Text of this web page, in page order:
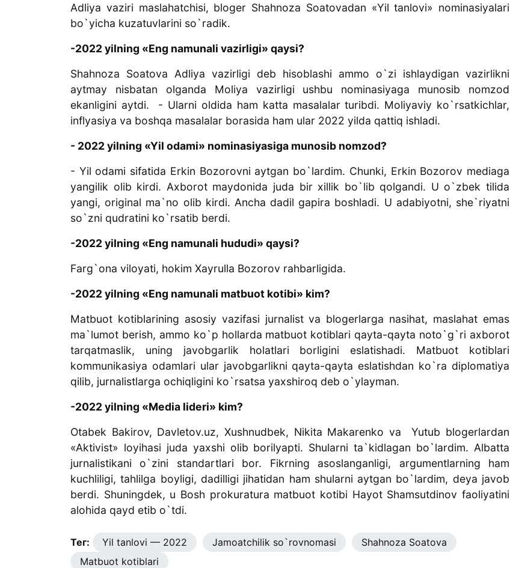
Adliya vaziri maslahatchisi, bloger Shahnoza Soatovadan «Yil tanlovi» nominasiyalari
bo`yicha kuzatuvlarini so`radik.
-2022 yilning «Eng namunali vazirligi» qaysi?
Shahnoza Soatova Adliya vazirligi deb hisoblashi ammo o`zi ishlaydigan vazirlikni
aytmay nisbatan olganda Moliya vazirligi ushbu nominasiyaga munosib nomzod
ekanligini aytdi. - Ularni oldida ham katta masalalar turibdi. Moliyaviy ko`rsatkichlar,
inflyasiya va boshqa masalalar borasida ham ular 2022 yilda qattiq ishladi.
- 2022 yilning «Yil odami» nominasiyasiga munosib nomzod?
- Yil odami sifatida Erkin Bozorovni aytgan bo`lardim. Chunki, Erkin Bozorov mediaga
yangilik olib kirdi. Axborot maydonida juda bir xillik bo`lib qolgandi. U o`zbek tilida
yangi, original ma`no olib kirdi. Ancha dadil gapira boshladi. U adabiyotni, she`riyatni
so`zni qudratini ko`rsatib berdi.
-2022 yilning «Eng namunali hududi» qaysi?
Farg`ona viloyati, hokim Xayrulla Bozorov rahbarligida.
-2022 yilning «Eng namunali matbuot kotibi» kim?
Matbuot kotiblarining asosiy vazifasi jurnalist va blogerlarga nasihat, maslahat emas
ma`lumot berish, ammo ko`p hollarda matbuot kotiblari qayta-qayta noto`g`ri axborot
tarqatmaslik, uning javobgarlik holatlari borligini eslatishadi. Matbuot kotiblari
kommunikasiya odamlari ular javobgarlikni qayta-qayta eslatishdan ko`ra diplomatiya
qilib, jurnalistlarga ochiqligini ko`rsatsa yaxshiroq deb o`ylayman.
-2022 yilning «Media lideri» kim?
Otabek Bakirov, Davletov.uz, Xushnudbek, Nikita Makarenko va Yutub blogerlardan
«Aktivist» loyihasi juda yaxshi olib borilyapti. Shularni ta`kidlagan bo`lardim. Albatta
jurnalistikani o`zini standartlari bor. Fikrning asoslanganligi, argumentlarning ham
kuchliligi, tahlilga boyligi, dadilligi jihatidan ham shularni aytgan bo`lardim, deya javob
berdi. Shuningdek, u Bosh prokuratura matbuot kotibi Hayot Shamsutdinov faoliyatini
alohida qayd etib o`tdi.
Тег: Yil tanlovi — 2022 Jamoatchilik so`rovnomasi
Shahnoza Soatova
Matbuot kotiblari